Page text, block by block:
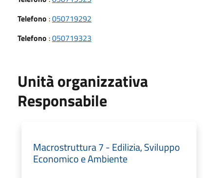
Telefono :050719292
Telefono :050719323
Unità organizzativa
Responsabile
Macrostruttura 7 - Edilizia, Sviluppo
Economico e Ambiente